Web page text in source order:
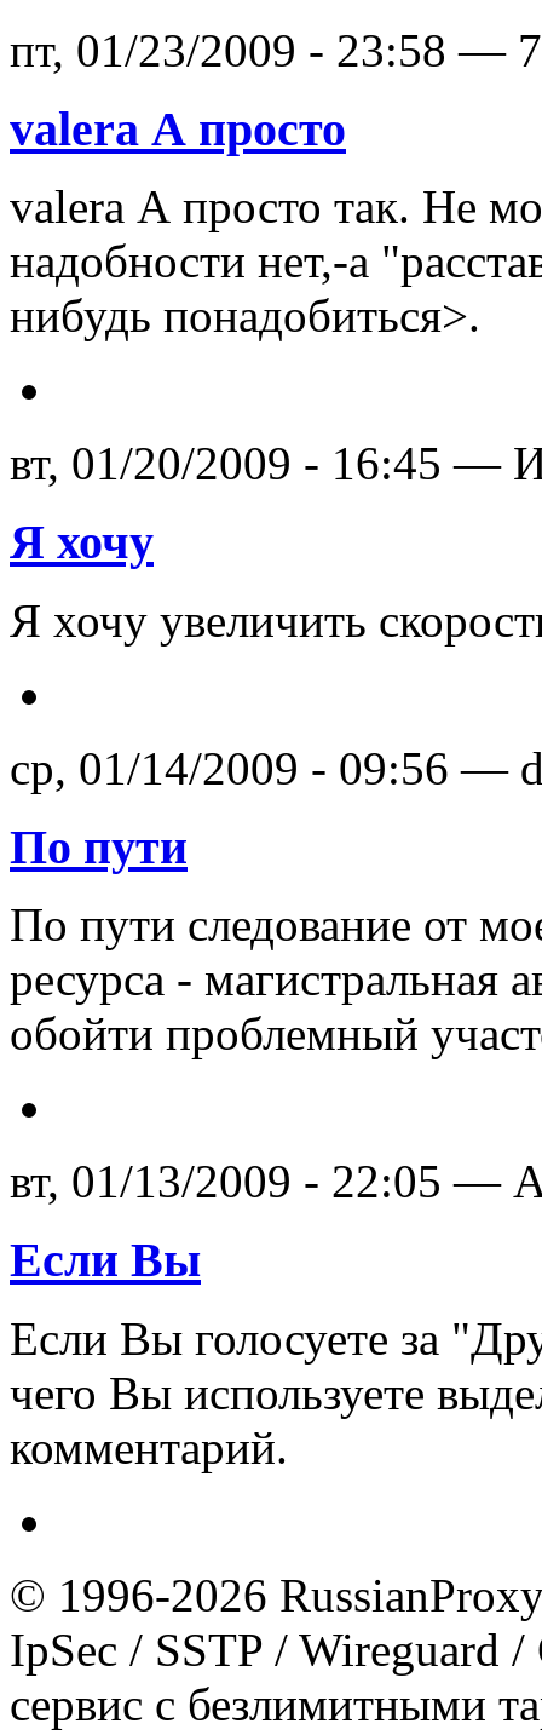
пт, 01/23/2009 - 23:58 —
valera А просто
valera А просто так. Не
надобности нет,-а
нибудь понадобиться>.
вт, 01/20/2009 - 16:45 —
Я хочу
Я хочу увеличить
ср, 01/14/2009 - 09:56 —
По пути
По пути следование от
ресурса - магистральная
обойти проблемный
вт, 01/13/2009 - 22:05 —
Если Вы
Если Вы голосуете за
чего Вы используете
комментарий.
© 1996-2026
IpSec / SSTP / Wireguard
сервис с безлимитными